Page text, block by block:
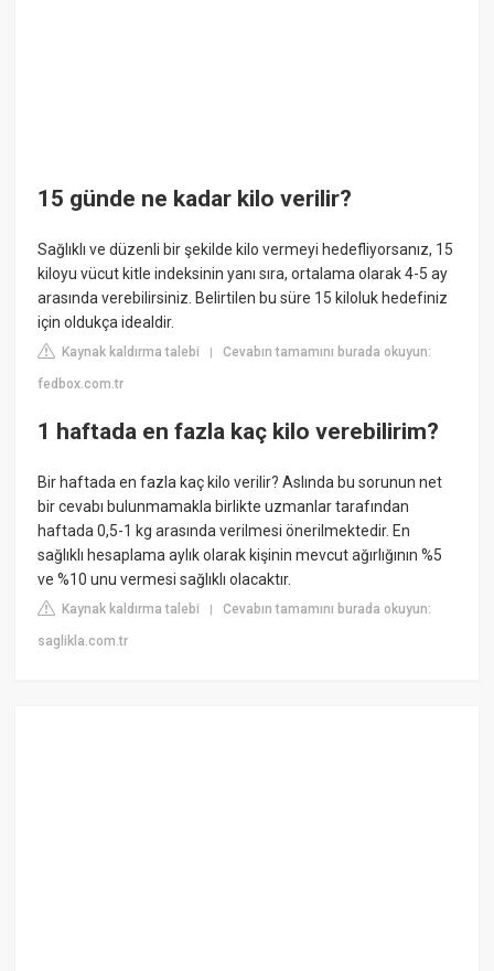
15 günde ne kadar kilo verilir?
Sağlıklı ve düzenli bir şekilde kilo vermeyi hedefliyorsanız, 15
kiloyu vücut kitle indeksinin yanı sıra, ortalama olarak 4-5 ay
arasında verebilirsiniz. Belirtilen bu süre 15 kiloluk hedefiniz
için oldukça idealdir.
Kaynak kaldırma talebi |Cevabın tamamını burada okuyun:
fedbox.com.tr
1 haftada en fazla kaç kilo verebilirim?
Bir haftada en fazla kaç kilo verilir? Aslında bu sorunun net
bir cevabı bulunmamakla birlikte uzmanlar tarafından
haftada 0,5-1 kg arasında verilmesi önerilmektedir. En
sağlıklı hesaplama aylık olarak kişinin mevcut ağırlığının %5
ve %10 unu vermesi sağlıklı olacaktır.
Kaynak kaldırma talebi |Cevabın tamamını burada okuyun:
saglikla.com.tr